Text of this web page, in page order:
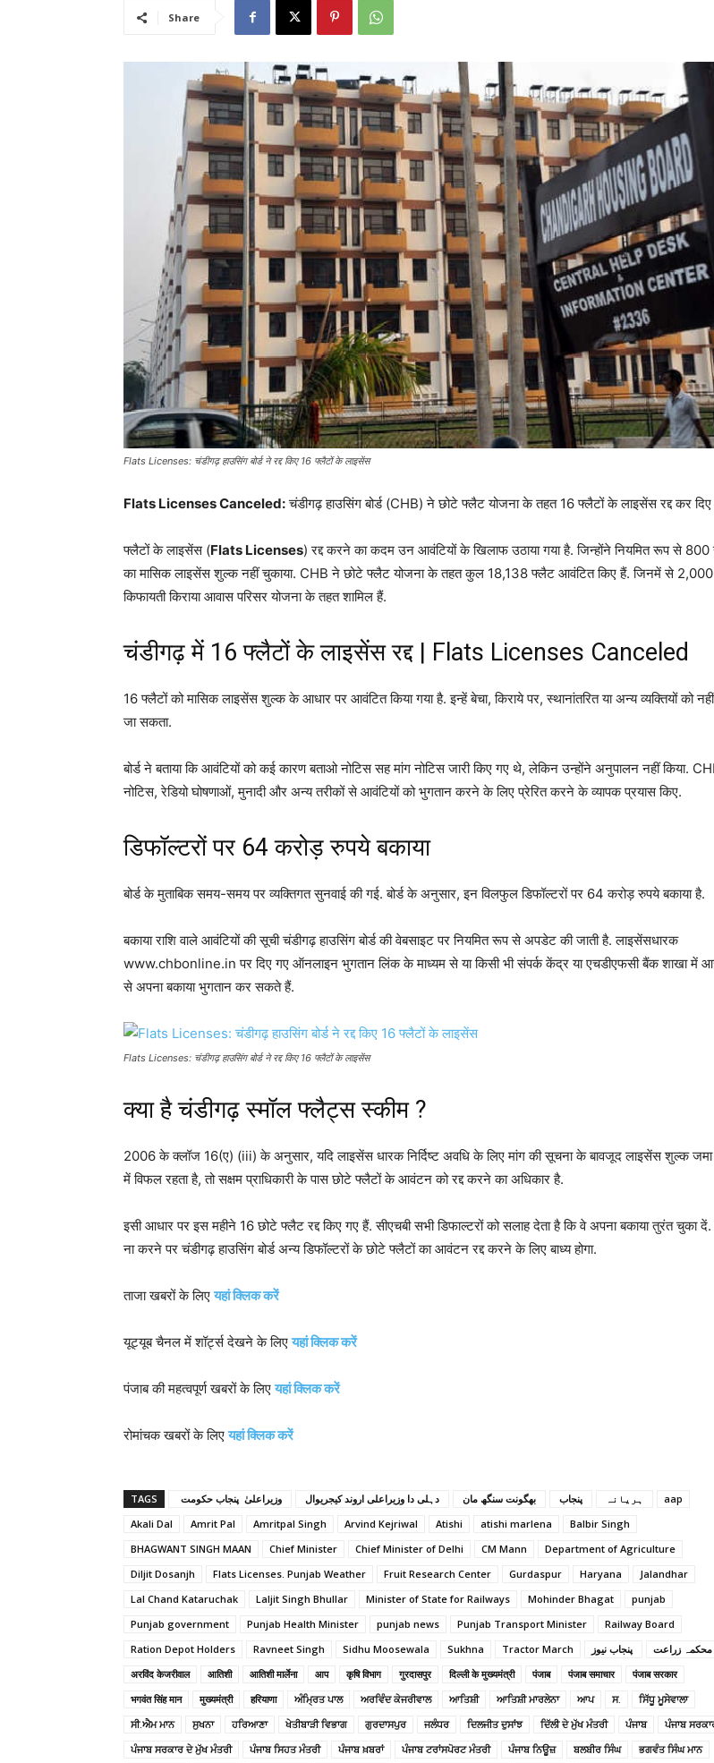
Share
Flats Licenses: चंडीगढ़ हाउसिंग बोर्ड ने रद्द किए 16 फ्लैटों के लाइसेंस
Flats Licenses Canceled:चंडीगढ़ हाउसिंग बोर्ड (CHB) ने छोटे फ्लैट योजना के तहत 16 फ्लैटों के लाइसेंस रद्द कर दिए
फ्लैटों के लाइसेंस (Flats Licenses) रद्द करने का कदम उन आवंटियों के खिलाफ उठाया गया है. जिन्होंने नियमित रूप से
का मासिक लाइसेंस शुल्क नहीं चुकाया. CHB ने छोटे फ्लैट योजना के तहत कुल 18,138 फ्लैट आवंटित किए हैं. जिनमें से
किफायती किराया आवास परिसर योजना के तहत शामिल हैं.
चंडीगढ़ में 16 फ्लैटों के लाइसेंस रद्द | Flats Licenses Canceled
16 फ्लैटों को मासिक लाइसेंस शुल्क के आधार पर आवंटित किया गया है. इन्हें बेचा, किराये पर, स्थानांतरित या अन्य व्यक्तियों को नहीं
जा सकता.
बोर्ड ने बताया कि आवंटियों को कई कारण बताओ नोटिस सह मांग नोटिस जारी किए गए थे, लेकिन उन्होंने अनुपालन नहीं किया.
नोटिस, रेडियो घोषणाओं, मुनादी और अन्य तरीकों से आवंटियों को भुगतान करने के लिए प्रेरित करने के व्यापक प्रयास किए.
डिफॉल्टरों पर 64 करोड़ रुपये बकाया
बोर्ड के मुताबिक समय-समय पर व्यक्तिगत सुनवाई की गई. बोर्ड के अनुसार, इन विलफुल डिफॉल्टरों पर 64 करोड़ रुपये बकाया है.
बकाया राशि वाले आवंटियों की सूची चंडीगढ़ हाउसिंग बोर्ड की वेबसाइट पर नियमित रूप से अपडेट की जाती है. लाइसेंसधारक
www.chbonline.in पर दिए गए ऑनलाइन भुगतान लिंक के माध्यम से या किसी भी संपर्क केंद्र या एचडीएफसी बैंक शाखा में
से अपना बकाया भुगतान कर सकते हैं.
Flats Licenses: चंडीगढ़ हाउसिंग बोर्ड ने रद्द किए 16 फ्लैटों के लाइसेंस
क्या है चंडीगढ़ स्मॉल फ्लैट्स स्कीम ?
2006 के क्लॉज 16(ए) (iii) के अनुसार, यदि लाइसेंस धारक निर्दिष्ट अवधि के लिए मांग की सूचना के बावजूद लाइसेंस शुल्क
में विफल रहता है, तो सक्षम प्राधिकारी के पास छोटे फ्लैटों के आवंटन को रद्द करने का अधिकार है.
इसी आधार पर इस महीने 16 छोटे फ्लैट रद्द किए गए हैं. सीएचबी सभी डिफाल्टरों को सलाह देता है कि वे अपना बकाया तुरंत चुका दें.
ना करने पर चंडीगढ़ हाउसिंग बोर्ड अन्य डिफॉल्टरों के छोटे फ्लैटों का आवंटन रद्द करने के लिए बाध्य होगा.
ताजा खबरों के लिएयहां क्लिक करें
यूट्यूब चैनल में शॉर्ट्स देखने के लिएयहां क्लिक करें
पंजाब की महत्वपूर्ण खबरों के लिएयहां क्लिक करें
रोमांचक खबरों के लिए यहां क्लिक करें
TAGS
aap
Akali Dal
Amrit Pal Amritpal Singh Arvind Kejriwal Atishi atishi marlena
Balbir Singh
BHAGWANT SINGH MAAN
Chief Minister Chief Minister of Delhi CM Mann
Department of Agriculture
Diljit Dosanjh
Flats Licenses. Punjab Weather Fruit Research Center Gurdaspur Haryana
Jalandhar
Lal Chand Kataruchak
Laljit Singh Bhullar Minister of State for Railways Mohinder Bhagat
punjab
Punjab government
Punjab Health Minister punjab news Punjab Transport Minister
Railway Board
Ration Depot Holders
Ravneet Singh Sidhu Moosewala Sukhna Tractor March
अरविंद केजरीवाल
आतिशी आतिशी मार्लेना आप कृषि विभाग गुरदासपुर दिल्ली के मुख्यमंत्री पंजाब पंजाब समाचार
पंजाब सरकार
भगवंत सिंह मान
मुख्यमंत्री हरियाणा ਅੰਮ੍ਰਿਤ ਪਾਲ ਅਰਵਿੰਦ ਕੇਜਰੀਵਾਲ ਆਤਿਸ਼ੀ ਆਤਿਸ਼ੀ ਮਾਰਲੇਨਾ ਆਪ ਸ.
ਸਿੱਧੂ ਮੂਸੇਵਾਲਾ
ਸੀ.ਐਮ ਮਾਨ
ਸੁਖਨਾ ਹਰਿਆਣਾ ਖੇਤੀਬਾੜੀ ਵਿਭਾਗ ਗੁਰਦਾਸਪੁਰ ਜਲੰਧਰ ਦਿਲਜੀਤ ਦੁਸਾਂਝ ਦਿੱਲੀ ਦੇ ਮੁੱਖ ਮੰਤਰੀ ਪੰਜਾਬ
ਪੰਜਾਬ
ਪੰਜਾਬ ਸਰਕਾਰ ਦੇ ਮੁੱਖ ਮੰਤਰੀ
ਪੰਜਾਬ ਸਿਹਤ ਮੰਤਰੀ ਪੰਜਾਬ ਖ਼ਬਰਾਂ ਪੰਜਾਬ ਟਰਾਂਸਪੋਰਟ ਮੰਤਰੀ ਪੰਜਾਬ ਨਿਊਜ਼ ਬਲਬੀਰ ਸਿੰਘ
ਭਗਵੰਤ ਸਿੰਘ ਮਾਨ